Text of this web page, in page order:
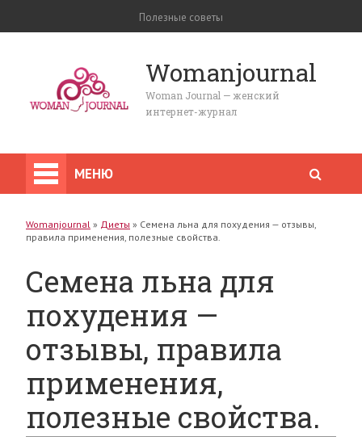
Полезные советы
Womanjournal
Woman Journal — женский
интернет-журнал
МЕНЮ
Womanjournal » Диеты » Семена льна для похудения — отзывы,
правила применения, полезные свойства.
Семена льна для
похудения —
отзывы, правила
применения,
полезные свойства.